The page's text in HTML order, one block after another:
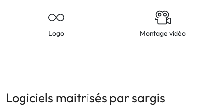
Logo Montage vidéo
Logiciels maitrisés par sargis